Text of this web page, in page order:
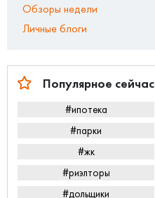
Обзоры недели
Личные блоги
Популярное сейчас
#ипотека
#парки
#жк
#риэлторы
#дольщики